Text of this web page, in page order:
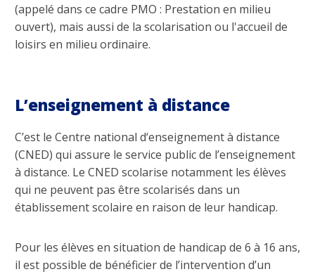
(appelé dans ce cadre PMO : Prestation en milieu
ouvert), mais aussi de la scolarisation ou l'accueil de
loisirs en milieu ordinaire.
L’enseignement à distance
C’est le Centre national d‘enseignement à distance
(CNED) qui assure le service public de l’enseignement
à distance. Le CNED scolarise notamment les élèves
qui ne peuvent pas être scolarisés dans un
établissement scolaire en raison de leur handicap.
Pour les élèves en situation de handicap de 6 à 16 ans,
il est possible de bénéficier de l’intervention d’un